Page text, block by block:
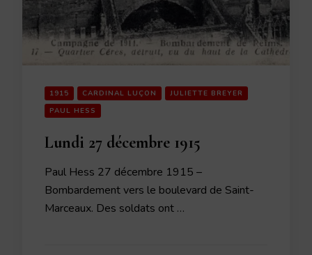
1915 CARDINAL LUÇON
JULIETTE BREYER
PAUL HESS
Lundi 27 décembre 1915
Paul Hess 27 décembre 1915 –
Bombardement vers le boulevard de Saint-
Marceaux. Des sol­dats ont …